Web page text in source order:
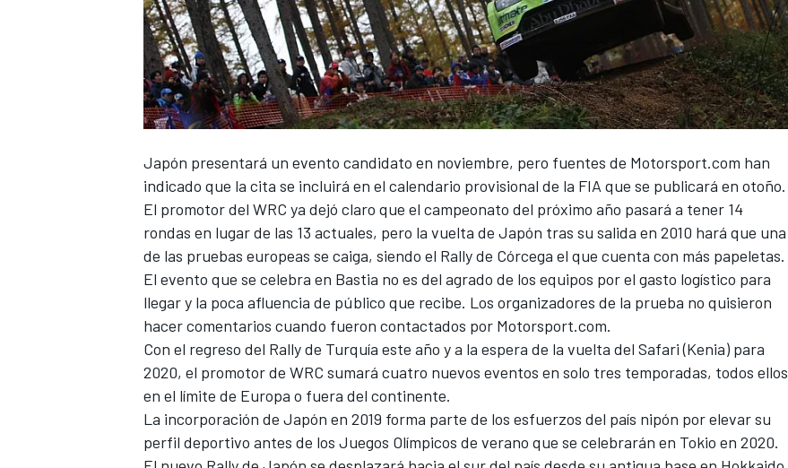
Japón presentará un evento candidato en noviembre, pero fuentes de Motorsport.com han
indicado que la cita se incluirá en el calendario provisional de la FIA que se publicará en otoño.
El promotor del WRC ya dejó claro que el campeonato del próximo año pasará a tener 14
rondas en lugar de las 13 actuales, pero la vuelta de Japón tras su salida en 2010 hará que una
de las pruebas europeas se caiga, siendo el Rally de Córcega el que cuenta con más papeletas.
El evento que se celebra en Bastia no es del agrado de los equipos por el gasto logístico para
llegar y la poca afluencia de público que recibe. Los organizadores de la prueba no quisieron
hacer comentarios cuando fueron contactados por Motorsport.com.
Con el regreso del Rally de Turquía este año y a la espera de la vuelta del Safari (Kenia) para
2020, el promotor de WRC sumará cuatro nuevos eventos en solo tres temporadas, todos ellos
en el límite de Europa o fuera del continente.
La incorporación de Japón en 2019 forma parte de los esfuerzos del país nipón por elevar su
perfil deportivo antes de los Juegos Olímpicos de verano que se celebrarán en Tokio en 2020.